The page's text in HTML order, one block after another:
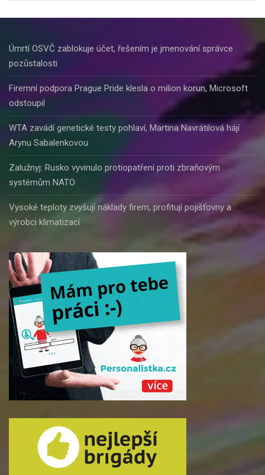
Úmrtí OSVČ zablokuje účet, řešením je jmenování správce
pozůstalosti
Firemní podpora Prague Pride klesla o milion korun, Microsoft
odstoupil
WTA zavádí genetické testy pohlaví, Martina Navrátilová hájí
Arynu Sabalenkovou
Zalužnyj: Rusko vyvinulo protiopatření proti zbraňovým
systémům NATO
Vysoké teploty zvyšují náklady firem, profitují pojišťovny a
výrobci klimatizací